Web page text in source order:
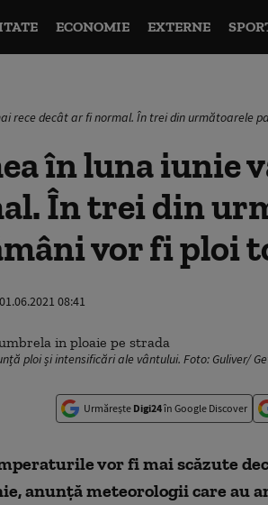
ECONOMIE EXTERNE
rece decât ar fi normal. În trei din următoarele
în luna iunie
În trei din
vor fi ploi
01.06.2021 08:41
ploi și intensificări ale vântului. Foto: Guliver/
Urmărește Digi24în Google Discover
vor fi mai scăzute
anunță meteorologii care au